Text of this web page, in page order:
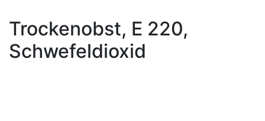
Trockenobst, E 220,
Schwefeldioxid